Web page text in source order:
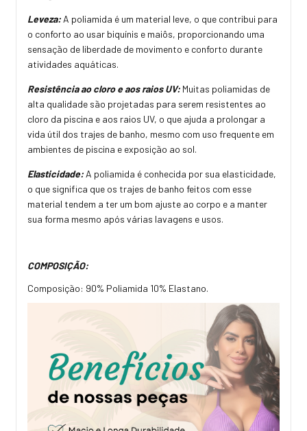
Leveza: A poliamida é um material leve, o que contribui para
o conforto ao usar biquínis e maiôs, proporcionando uma
sensação de liberdade de movimento e conforto durante
atividades aquáticas.
Resistência ao cloro e aos raios UV: Muitas poliamidas de
alta qualidade são projetadas para serem resistentes ao
cloro da piscina e aos raios UV, o que ajuda a prolongar a
vida útil dos trajes de banho, mesmo com uso frequente em
ambientes de piscina e exposição ao sol.
Elasticidade: A poliamida é conhecida por sua elasticidade,
o que significa que os trajes de banho feitos com esse
material tendem a ter um bom ajuste ao corpo e a manter
sua forma mesmo após várias lavagens e usos.
COMPOSIÇÃO:
Composição: 90% Poliamida 10% Elastano.